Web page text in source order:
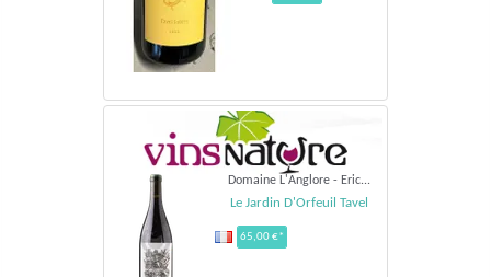
Domaine L'Anglore - Eric...
Le Jardin D'Orfeuil Tavel
65,00 €*